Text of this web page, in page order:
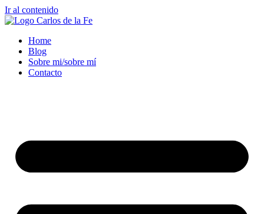
Ir al contenido
Home
Blog
Sobre mi/sobre mí
Contacto